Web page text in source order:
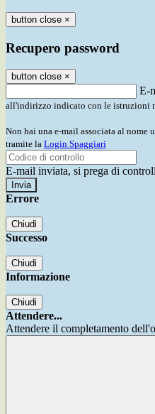
button close ×
Recupero password
button close ×
E-
all'indirizzo indicato con le istruzioni
Non hai una e-mail associata al nome
tramite la Login Spaggiari
E-mail inviata, si prega di
Errore
Chiudi
Successo
Chiudi
Informazione
Chiudi
Attendere...
Attendere il completamento